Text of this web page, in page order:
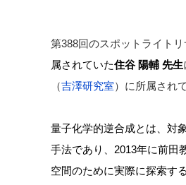
第388回のスポットライト
属されていた住谷 陽輔 先生
（吉澤研究室）に所属され
量子化学的逆合成とは、対
手法であり、2013年に前田
空間のために実際に探索す